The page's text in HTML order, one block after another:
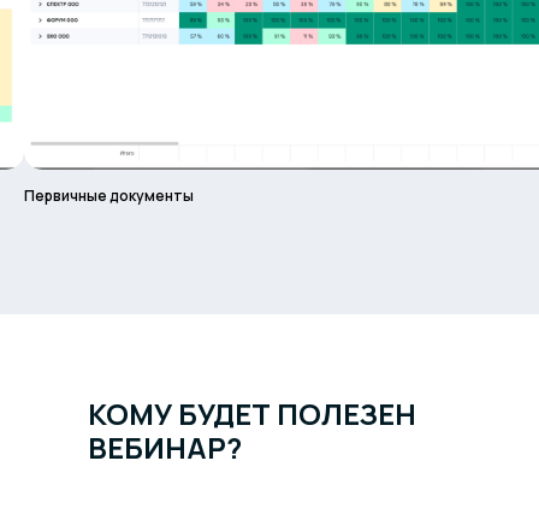
Первичные документы
КОМУ БУДЕТ ПОЛЕЗЕН
ВЕБИНАР?